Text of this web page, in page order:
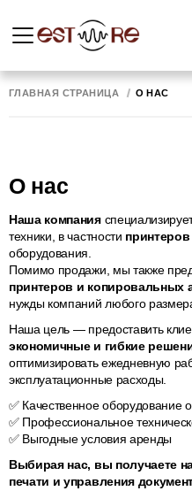
ГЛАВНАЯ СТРАНИЦА О НАС
О нас
Наша компания
техники, в частности принтеров
оборудования.
Помимо продажи, мы также
принтеров и копировальных
нужды компаний любого
Наша цель — предоставить
экономичные и гибкие
оптимизировать ежедневную
эксплуатационные расходы.
✅ Качественное оборудование
✅ Профессиональное
✅ Выгодные условия аренды
Выбирая нас, вы получаете
печати и управления